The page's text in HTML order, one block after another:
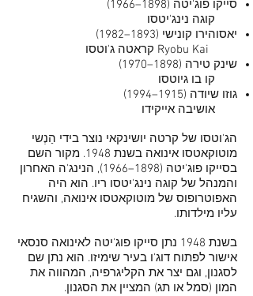
סייקו פוג'יטה (1898–1966)
קוגה נינג'יטסו
יאסוהירו קונישי (1893–1982)
שינק טירה (1898–1970)
קו בו גיוטסו
גוזו שיודה (1915–1994)
אושיבה אייקידו
הג'וטסו של קרטה יושינקאי נוצר בידי הַנְשי
מוטוקאטסו אינואה בשנת 1948. מקור השם
בסייקו פוג'יטה (1898–1966), הנינג'ה האחרון
והמנהל של קוגה נינג'יטסו ריו. הוא היה
האפוטרופוס של מוטוקאטסו אינואה, והשגיח
עליו מילדותו.
בשנת 1948 נתן סייקו פוג'יטה לאינואה סנסאי
אישור לפתוח דוג'ו בעיר שימיזו. הוא נתן שם
לסגנון, וגם יצר את הקליגרפיה, המהווה את
המון (סמל או תג) המציין את הסגנון.